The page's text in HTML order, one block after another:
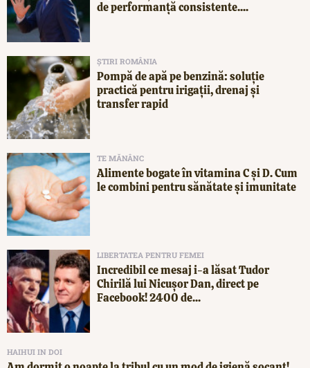
de performanță consistente....
ȘTIRI ROMÂNIA
Pompă de apă pe benzină: soluție
practică pentru irigații, drenaj și
transfer rapid
TE MĂNÂNC
Alimente bogate în vitamina C și D. Cum
le combini pentru sănătate și imunitate
LIBERTATEA PENTRU FEMEI
Incredibil ce mesaj i-a lăsat Tudor
Chirilă lui Nicușor Dan, direct pe
Facebook! 2400 de...
HAIHUI IN DOI